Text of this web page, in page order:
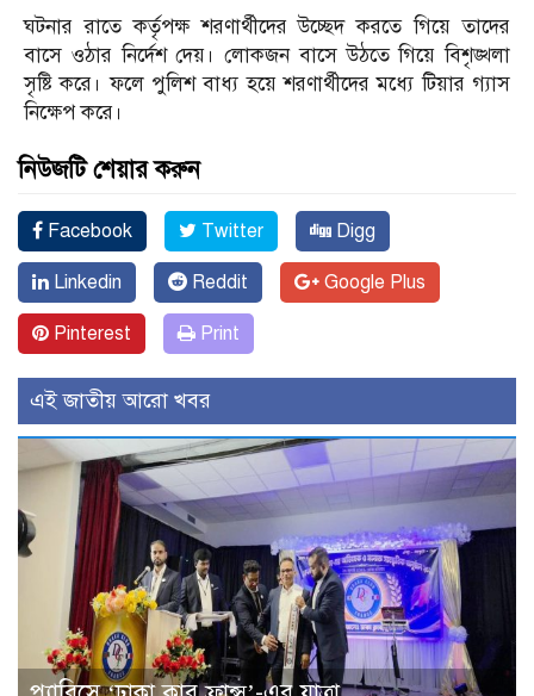
ঘটনার রাতে কর্তৃপক্ষ শরণার্থীদের উচ্ছেদ করতে গিয়ে তাদের
বাসে ওঠার নির্দেশ দেয়। লোকজন বাসে উঠতে গিয়ে বিশৃঙ্খলা
সৃষ্টি করে। ফলে পুলিশ বাধ্য হয়ে শরণার্থীদের মধ্যে টিয়ার গ্যাস
নিক্ষেপ করে।
নিউজটি শেয়ার করুন
Facebook Twitter Digg
Linkedin Reddit Google Plus
Pinterest Print
এই জাতীয় আরো খবর